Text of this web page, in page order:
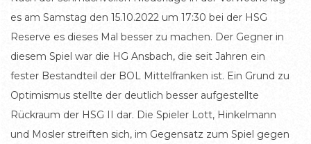
es am Samstag den 15.10.2022 um 17:30 bei der HSG
Reserve es dieses Mal besser zu machen. Der Gegner in
diesem Spiel war die HG Ansbach, die seit Jahren ein
fester Bestandteil der BOL Mittelfranken ist. Ein Grund zu
Optimismus stellte der deutlich besser aufgestellte
Rückraum der HSG II dar. Die Spieler Lott, Hinkelmann
und Mosler streiften sich, im Gegensatz zum Spiel gegen